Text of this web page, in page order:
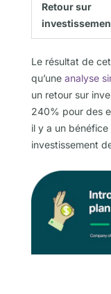
Retour sur
Le résultat de
qu’une analyse
un retour sur
240% pour des
il y a un
investissement